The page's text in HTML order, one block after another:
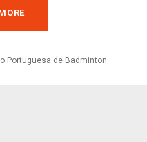
Portuguesa de Badminton